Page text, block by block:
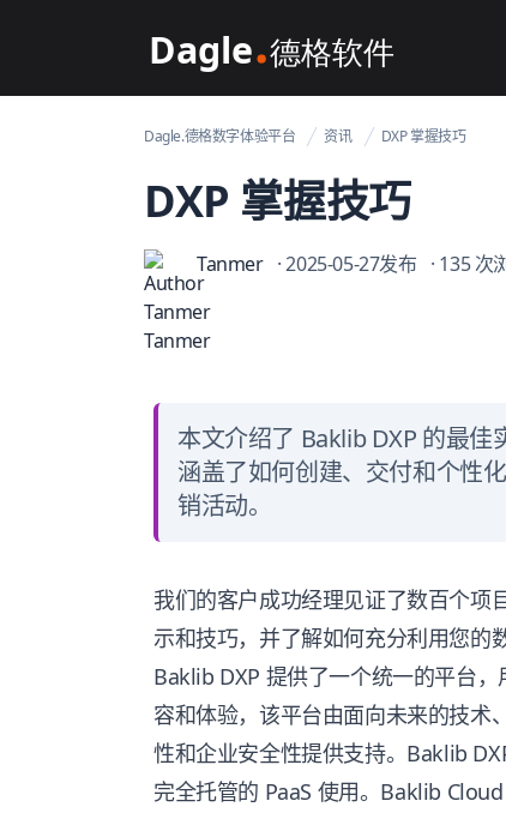
Dagle@数字体验管理
Dagle.德格数字体验平台 资讯 DXP 掌握技巧
DXP 掌握技巧
Tanmer · 2025-05-27发布 · 135 次
本文介绍了 Baklib DXP 的最
涵盖了如何创建、交付和个性
销活动。
我们的客户成功经理见证了数百个项
示和技巧，并了解如何充分利用您的
Baklib DXP 提供了一个统一的平台
容和体验，该平台由面向未来的技术
性和企业安全性提供支持。Baklib
完全托管的 PaaS 使用。Baklib